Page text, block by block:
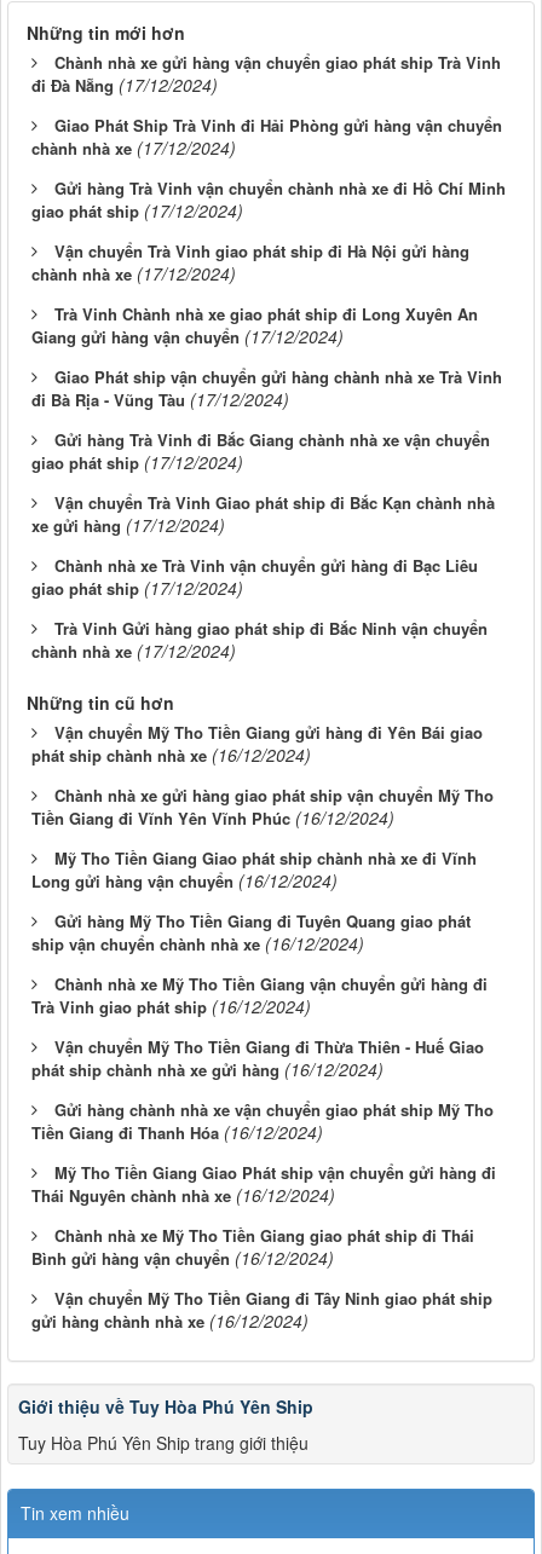
Những tin mới hơn
Chành nhà xe gửi hàng vận chuyển giao phát ship Trà Vinh
đi Đà Nẵng (17/12/2024)
Giao Phát Ship Trà Vinh đi Hải Phòng gửi hàng vận chuyển
chành nhà xe (17/12/2024)
Gửi hàng Trà Vinh vận chuyển chành nhà xe đi Hồ Chí Minh
giao phát ship (17/12/2024)
Vận chuyển Trà Vinh giao phát ship đi Hà Nội gửi hàng
chành nhà xe (17/12/2024)
Trà Vinh Chành nhà xe giao phát ship đi Long Xuyên An
Giang gửi hàng vận chuyển (17/12/2024)
Giao Phát ship vận chuyển gửi hàng chành nhà xe Trà Vinh
đi Bà Rịa - Vũng Tàu (17/12/2024)
Gửi hàng Trà Vinh đi Bắc Giang chành nhà xe vận chuyển
giao phát ship (17/12/2024)
Vận chuyển Trà Vinh Giao phát ship đi Bắc Kạn chành nhà
xe gửi hàng (17/12/2024)
Chành nhà xe Trà Vinh vận chuyển gửi hàng đi Bạc Liêu
giao phát ship (17/12/2024)
Trà Vinh Gửi hàng giao phát ship đi Bắc Ninh vận chuyển
chành nhà xe (17/12/2024)
Những tin cũ hơn
Vận chuyển Mỹ Tho Tiền Giang gửi hàng đi Yên Bái giao
phát ship chành nhà xe (16/12/2024)
Chành nhà xe gửi hàng giao phát ship vận chuyển Mỹ Tho
Tiền Giang đi Vĩnh Yên Vĩnh Phúc (16/12/2024)
Mỹ Tho Tiền Giang Giao phát ship chành nhà xe đi Vĩnh
Long gửi hàng vận chuyển (16/12/2024)
Gửi hàng Mỹ Tho Tiền Giang đi Tuyên Quang giao phát
ship vận chuyển chành nhà xe (16/12/2024)
Chành nhà xe Mỹ Tho Tiền Giang vận chuyển gửi hàng đi
Trà Vinh giao phát ship (16/12/2024)
Vận chuyển Mỹ Tho Tiền Giang đi Thừa Thiên - Huế Giao
phát ship chành nhà xe gửi hàng (16/12/2024)
Gửi hàng chành nhà xe vận chuyển giao phát ship Mỹ Tho
Tiền Giang đi Thanh Hóa (16/12/2024)
Mỹ Tho Tiền Giang Giao Phát ship vận chuyển gửi hàng đi
Thái Nguyên chành nhà xe (16/12/2024)
Chành nhà xe Mỹ Tho Tiền Giang giao phát ship đi Thái
Bình gửi hàng vận chuyển (16/12/2024)
Vận chuyển Mỹ Tho Tiền Giang đi Tây Ninh giao phát ship
gửi hàng chành nhà xe (16/12/2024)
Giới thiệu về Tuy Hòa Phú Yên Ship
Tuy Hòa Phú Yên Ship trang giới thiệu
Tin xem nhiều